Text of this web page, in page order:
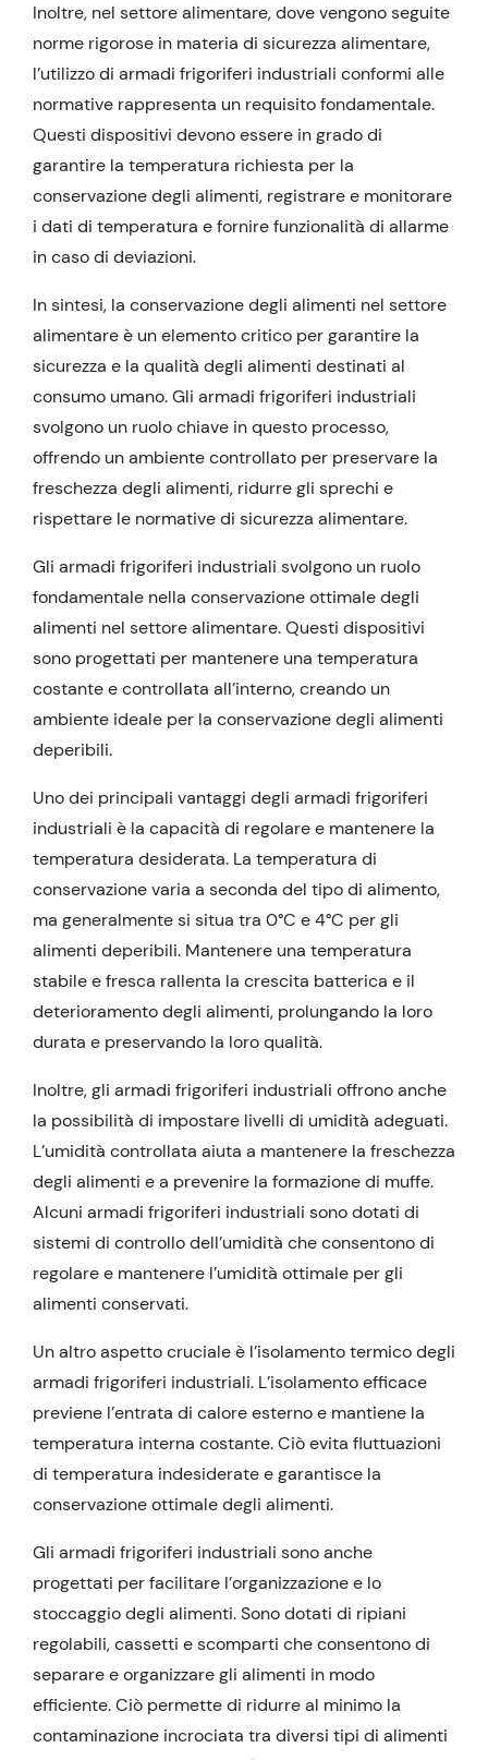
Inoltre, nel settore alimentare, dove vengono seguite
norme rigorose in materia di sicurezza alimentare,
l’utilizzo di armadi frigoriferi industriali conformi alle
normative rappresenta un requisito fondamentale.
Questi dispositivi devono essere in grado di
garantire la temperatura richiesta per la
conservazione degli alimenti, registrare e monitorare
i dati di temperatura e fornire funzionalità di allarme
in caso di deviazioni.
In sintesi, la conservazione degli alimenti nel settore
alimentare è un elemento critico per garantire la
sicurezza e la qualità degli alimenti destinati al
consumo umano. Gli armadi frigoriferi industriali
svolgono un ruolo chiave in questo processo,
offrendo un ambiente controllato per preservare la
freschezza degli alimenti, ridurre gli sprechi e
rispettare le normative di sicurezza alimentare.
Gli armadi frigoriferi industriali svolgono un ruolo
fondamentale nella conservazione ottimale degli
alimenti nel settore alimentare. Questi dispositivi
sono progettati per mantenere una temperatura
costante e controllata all’interno, creando un
ambiente ideale per la conservazione degli alimenti
deperibili.
Uno dei principali vantaggi degli armadi frigoriferi
industriali è la capacità di regolare e mantenere la
temperatura desiderata. La temperatura di
conservazione varia a seconda del tipo di alimento,
ma generalmente si situa tra 0°C e 4°C per gli
alimenti deperibili. Mantenere una temperatura
stabile e fresca rallenta la crescita batterica e il
deterioramento degli alimenti, prolungando la loro
durata e preservando la loro qualità.
Inoltre, gli armadi frigoriferi industriali offrono anche
la possibilità di impostare livelli di umidità adeguati.
L’umidità controllata aiuta a mantenere la freschezza
degli alimenti e a prevenire la formazione di muffe.
Alcuni armadi frigoriferi industriali sono dotati di
sistemi di controllo dell’umidità che consentono di
regolare e mantenere l’umidità ottimale per gli
alimenti conservati.
Un altro aspetto cruciale è l’isolamento termico degli
armadi frigoriferi industriali. L’isolamento efficace
previene l’entrata di calore esterno e mantiene la
temperatura interna costante. Ciò evita fluttuazioni
di temperatura indesiderate e garantisce la
conservazione ottimale degli alimenti.
Gli armadi frigoriferi industriali sono anche
progettati per facilitare l’organizzazione e lo
stoccaggio degli alimenti. Sono dotati di ripiani
regolabili, cassetti e scomparti che consentono di
separare e organizzare gli alimenti in modo
efficiente. Ciò permette di ridurre al minimo la
contaminazione incrociata tra diversi tipi di alimenti